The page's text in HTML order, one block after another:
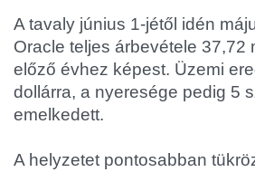
A tavaly június 1-jétől idén
Oracle teljes árbevétele 37,72
előző évhez képest. Üzemi
dollárra, a nyeresége pedig 5
emelkedett.
A helyzetet pontosabban